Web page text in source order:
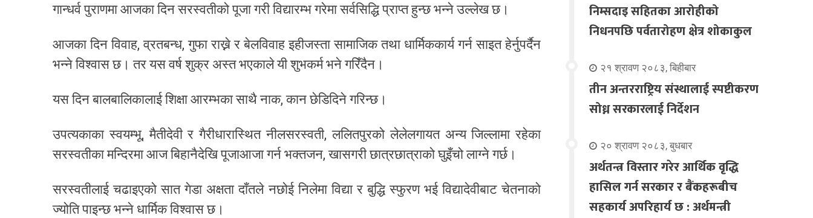
गान्धर्व पुराणमा आजका दिन सरस्वतीको पूजा गरी विद्यारम्भ गरेमा सर्वसिद्धि प्राप्त हुन्छ भन्ने उल्लेख छ।
आजका दिन विवाह, व्रतबन्ध, गुफा राख्ने र बेलविवाह इहीजस्ता सामाजिक तथा धार्मिककार्य गर्न साइत हेर्नुपर्दैन
भन्ने विश्वास छ। तर यस वर्ष शुक्र अस्त भएकाले यी शुभकर्म भने गरिँदैन।
यस दिन बालबालिकालाई शिक्षा आरम्भका साथै नाक, कान छेडिदिने गरिन्छ।
उपत्यकाका स्वयम्भू, मैतीदेवी र गैरीधारास्थित नीलसरस्वती, ललितपुरको लेलेलगायत अन्य जिल्लामा रहेका
सरस्वतीका मन्दिरमा आज बिहानैदेखि पूजाआजा गर्न भक्तजन, खासगरी छात्रछात्राको घुइँचो लाग्ने गर्छ।
सरस्वतीलाई चढाइएको सात गेडा अक्षता दाँतले नछोई निलेमा विद्या र बुद्धि स्फुरण भई विद्यादेवीबाट चेतनाको
ज्योति पाइन्छ भन्ने धार्मिक विश्वास छ।
निम्सदाइ सहितका आरोहीको
निधनपछि पर्वतारोहण क्षेत्र शोकाकुल
२१ श्रावण २०८३, बिहीबार
तीन अन्तरराष्ट्रिय संस्थालाई स्पष्टीकरण
सोध्न सरकारलाई निर्देशन
२० श्रावण २०८३, बुधबार
अर्थतन्त्र विस्तार गरेर आर्थिक वृद्धि
हासिल गर्न सरकार र बैंकहरूबीच
सहकार्य अपरिहार्य छ : अर्थमन्त्री